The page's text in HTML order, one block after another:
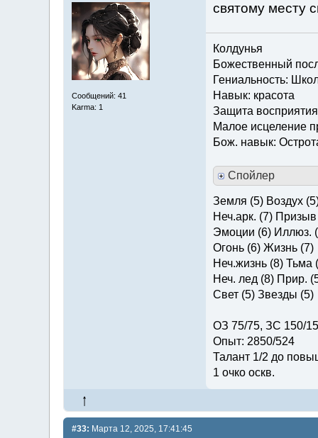
Сообщений: 41
Karma: 1
святому месту
Колдунья
Божественный
Гениальность:
Навык: красота
Защита восприятия
Малое исцеление
Бож. навык:
Спойлер
Земля (5) Воздух
Неч.арк. (7) Призыв
Эмоции (6) Иллюз.
Огонь (6) Жизнь (7)
Неч.жизнь (8) Тьма
Неч. лед (8) Прир.
Свет (5) Звезды (5)
ОЗ 75/75, ЗС 150/
Опыт: 2850/524
Талант 1/2 до
1 очко оскв.
#33: Марта 12, 2025, 17:41:45